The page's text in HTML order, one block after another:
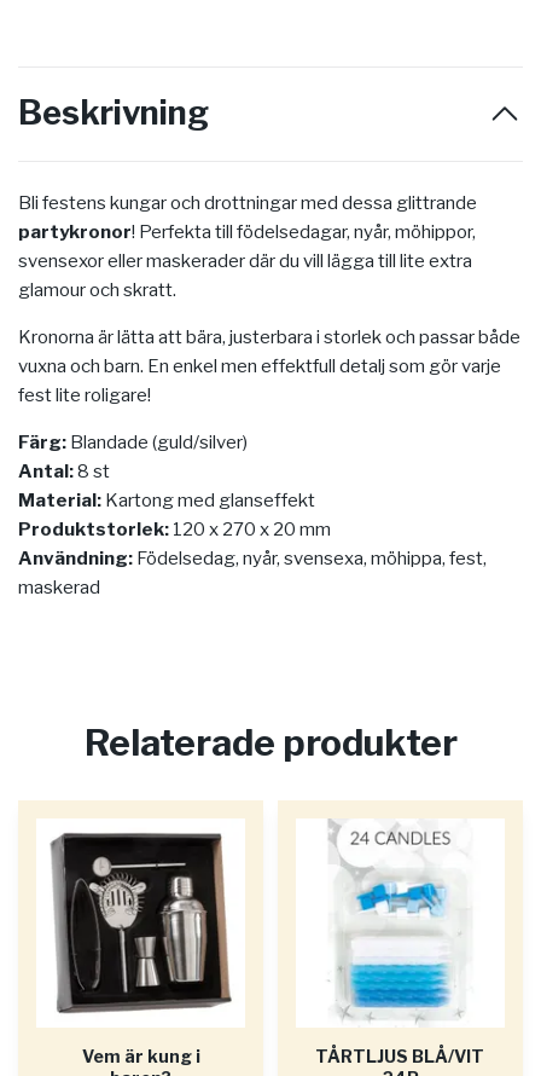
Beskrivning
Bli festens kungar och drottningar med dessa glittrande
partykronor! Perfekta till födelsedagar, nyår, möhippor,
svensexor eller maskerader där du vill lägga till lite extra
glamour och skratt.
Kronorna är lätta att bära, justerbara i storlek och passar både
vuxna och barn. En enkel men effektfull detalj som gör varje
fest lite roligare!
Färg: Blandade (guld/silver)
Antal:8 st
Material: Kartong med glanseffekt
Produktstorlek: 120 x 270 x 20 mm
Användning: Födelsedag, nyår, svensexa, möhippa, fest,
maskerad
Relaterade produkter
Vem är kung i
TÅRTLJUS BLÅ/VIT